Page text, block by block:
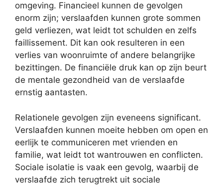
omgeving. Financieel kunnen de gevolgen
enorm zijn; verslaafden kunnen grote sommen
geld verliezen, wat leidt tot schulden en zelfs
faillissement. Dit kan ook resulteren in een
verlies van woonruimte of andere belangrijke
bezittingen. De financiële druk kan op zijn beurt
de mentale gezondheid van de verslaafde
ernstig aantasten.
Relationele gevolgen zijn eveneens significant.
Verslaafden kunnen moeite hebben om open en
eerlijk te communiceren met vrienden en
familie, wat leidt tot wantrouwen en conflicten.
Sociale isolatie is vaak een gevolg, waarbij de
verslaafde zich terugtrekt uit sociale